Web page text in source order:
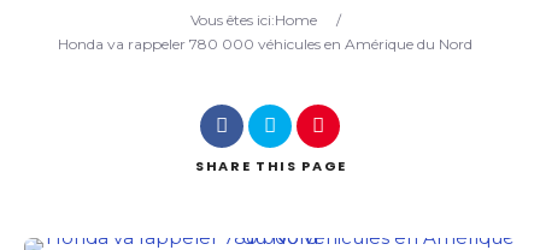
Search
Vous êtes ici:Home
/
Honda va rappeler 780 000 véhicules en Amérique du Nord
SHARE THIS PAGE